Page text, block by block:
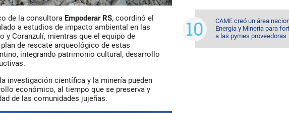
de la consultora Empoderar RS, coordinó el
a estudios de impacto ambiental en las
y Coranzulí, mientras que el equipo de
de rescate arqueológico de estas
, integrando patrimonio cultural, desarrollo
la investigación científica y la minería pueden
económico, al tiempo que se preserva y
de las comunidades jujeñas.
CAME creó un área
Energía y Minería para
a las pymes proveedoras